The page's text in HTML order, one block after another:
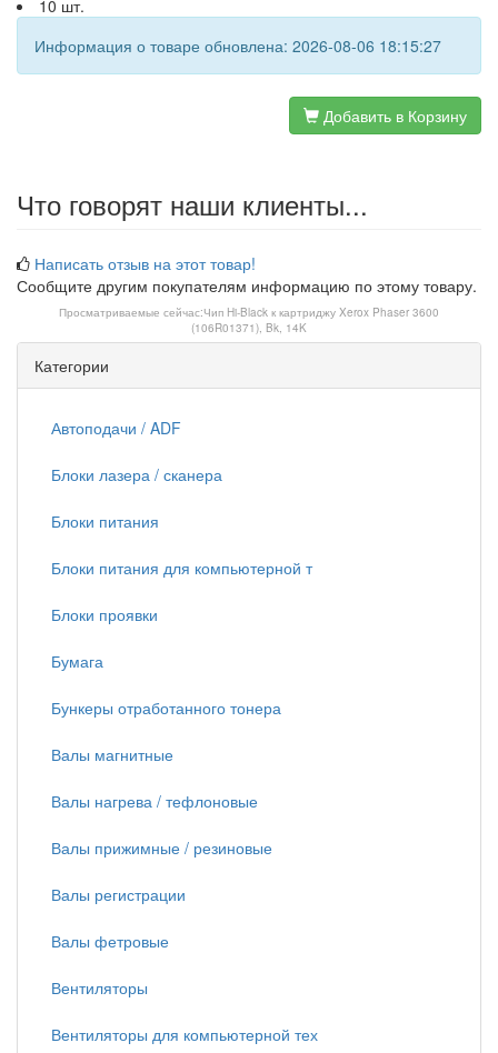
10 шт.
Информация о товаре обновлена: 2026-08-06 18:15:27
Добавить в Корзину
Что говорят наши клиенты...
Написать отзыв на этот товар!
Сообщите другим покупателям информацию по этому товару.
Просматриваемые сейчас:Чип Hi-Black к картриджу Xerox Phaser 3600
(106R01371), Bk, 14K
Категории
Автоподачи / ADF
Блоки лазера / сканера
Блоки питания
Блоки питания для компьютерной т
Блоки проявки
Бумага
Бункеры отработанного тонера
Валы магнитные
Валы нагрева / тефлоновые
Валы прижимные / резиновые
Валы регистрации
Валы фетровые
Вентиляторы
Вентиляторы для компьютерной тех